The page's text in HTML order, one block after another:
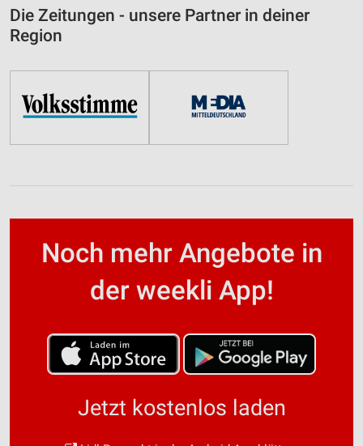
Die Zeitungen - unsere Partner in deiner
Region
Noch mehr Angebote in
der weekli App!
Jetzt kostenlos laden